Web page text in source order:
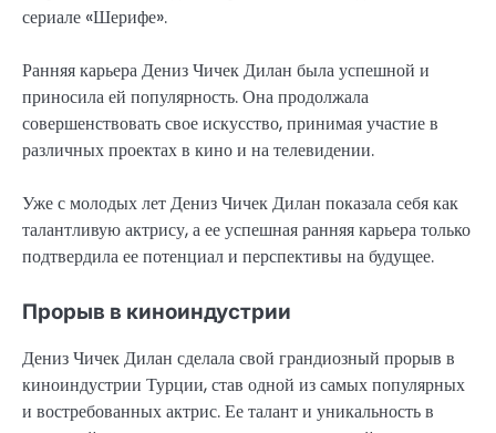
сериале «Шерифе».
Ранняя карьера Дениз Чичек Дилан была успешной и
приносила ей популярность. Она продолжала
совершенствовать свое искусство, принимая участие в
различных проектах в кино и на телевидении.
Уже с молодых лет Дениз Чичек Дилан показала себя как
талантливую актрису, а ее успешная ранняя карьера только
подтвердила ее потенциал и перспективы на будущее.
Прорыв в киноиндустрии
Дениз Чичек Дилан сделала свой грандиозный прорыв в
киноиндустрии Турции, став одной из самых популярных
и востребованных актрис. Ее талант и уникальность в